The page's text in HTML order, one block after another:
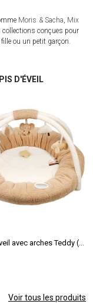
Moris & Sacha, Mix
collections conçues pour
ou un petit garçon.
D'ÉVEIL
Tapis d'éveil avec arches Teddy (90 cm)
Voir tous les produits